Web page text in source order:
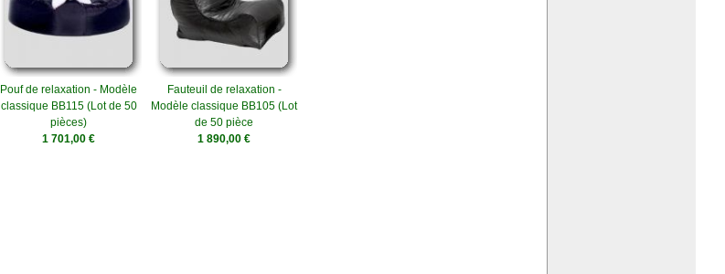
Pouf de relaxation - Modèle
classique BB115 (Lot de 50
pièces)
1 701,00 €
Fauteuil de relaxation -
Modèle classique BB105 (Lot
de 50 pièce
1 890,00 €